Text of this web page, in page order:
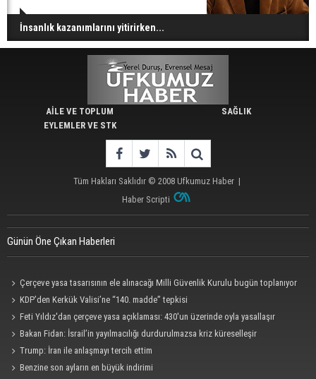
İnsanlık kazanımlarını yitirirken...
AİLE VE TOPLUM
EYLEMLER VE STK
SAĞLIK
Tüm Hakları Saklıdır © 2008 Ufkumuz Haber |
Haber Scripti
Günün Öne Çıkan Haberleri
Çerçeve yasa tasarısının ele alınacağı Milli Güvenlik Kurulu bugün toplanıyor
KDP’den Kerkük Valisi’ne “140. madde” tepkisi
Feti Yıldız'dan çerçeve yasa açıklaması: 430'un üzerinde oyla yasallaşır
Bakan Fidan: İsrail’in yayılmacılığı durdurulmazsa kriz küreselleşir
Trump: İran ile anlaşmayı tercih ettim
Benzine son ayların en büyük indirimi